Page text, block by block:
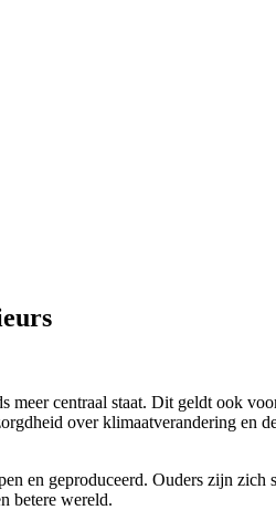
centraal staat. Dit geldt ook
over klimaatverandering en
en geproduceerd. Ouders zijn zich
betere wereld.